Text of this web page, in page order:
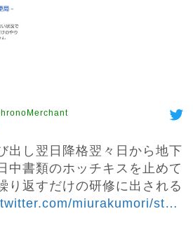
出し翌日降格翌々日から地下
中書類のホッチキスを止めて
り返すだけの研修に出される
twitter.com/miurakumori/st…